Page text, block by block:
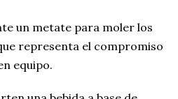
un metate para moler los
representa el compromiso
equipo.